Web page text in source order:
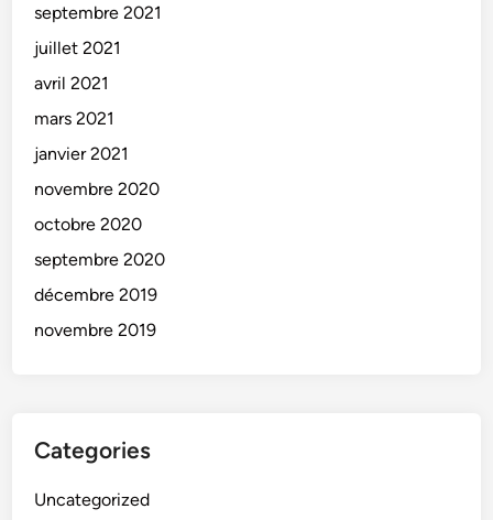
septembre 2021
juillet 2021
avril 2021
mars 2021
janvier 2021
novembre 2020
octobre 2020
septembre 2020
décembre 2019
novembre 2019
Categories
Uncategorized